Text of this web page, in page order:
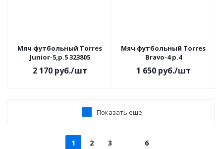
Мяч футбольный Torres
Junior-5,р.5 323805
2 170руб./шт
Мяч футбольный Torres
Bravo-4 р.4
1 650руб./шт
Показать еще
1 2 3 6